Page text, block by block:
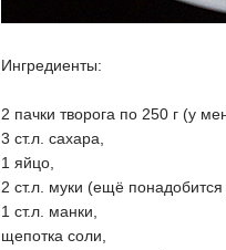
Ингредиенты:
2 пачки творога по 250 г (у
3 ст.л. сахара,
1 яйцо,
2 ст.л. муки (ещё
1 ст.л. манки,
щепотка соли,